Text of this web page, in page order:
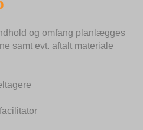
og omfang planlægges
samt evt. aftalt materiale